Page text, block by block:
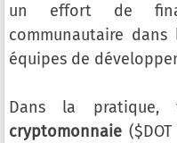
un effort de
communautaire
équipes de
Dans la pratique,
cryptomonnaie